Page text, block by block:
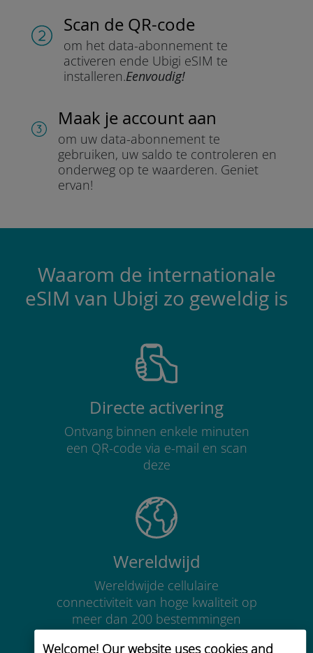
Welcome! Our website uses cookies and
Scan de QR-code
om het data-abonnement te
activeren ende Ubigi eSIM te
installeren.Eenvoudig!
Maak je account aan
om uw data-abonnement te
gebruiken, uw saldo te controleren en
onderweg op te waarderen. Geniet
ervan!
Waarom de internationale
eSIM van Ubigi zo geweldig is
Directe activering
Ontvang binnen enkele minuten
een QR-code via e-mail en scan
deze
Wereldwijd
Wereldwijde cellulaire
connectiviteit van hoge kwaliteit op
meer dan 200 bestemmingen